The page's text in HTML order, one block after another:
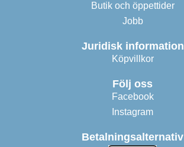
Butik och öppettider
Jobb
Juridisk information
Köpvillkor
Följ oss
Facebook
Instagram
Betalningsalternativ